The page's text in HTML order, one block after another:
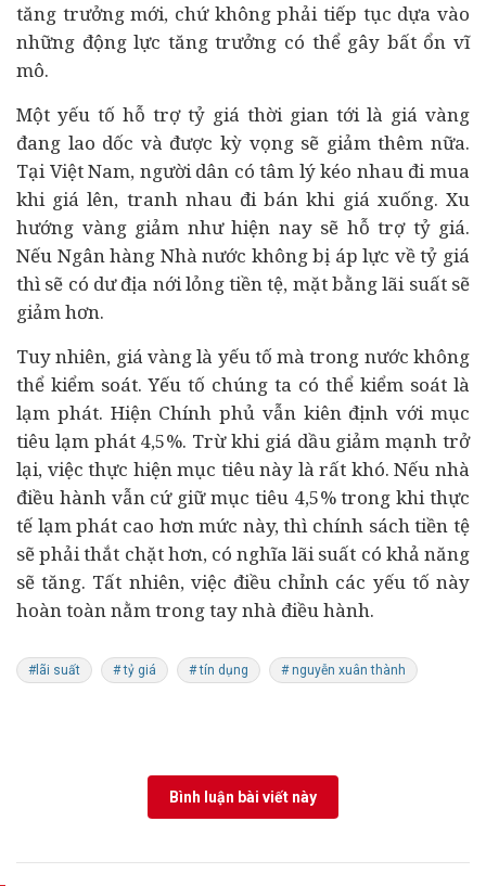
tăng trưởng mới, chứ không phải tiếp tục dựa vào
những động lực tăng trưởng có thể gây bất ổn vĩ
mô.
Một yếu tố hỗ trợ tỷ giá thời gian tới là giá vàng
đang lao dốc và được kỳ vọng sẽ giảm thêm nữa.
Tại Việt Nam, người dân có tâm lý kéo nhau đi mua
khi giá lên, tranh nhau đi bán khi giá xuống. Xu
hướng vàng giảm như hiện nay sẽ hỗ trợ tỷ giá.
Nếu Ngân hàng Nhà nước không bị áp lực về tỷ giá
thì sẽ có dư địa nới lỏng tiền tệ, mặt bằng lãi suất sẽ
giảm hơn.
Tuy nhiên, giá vàng là yếu tố mà trong nước không
thể kiểm soát. Yếu tố chúng ta có thể kiểm soát là
lạm phát. Hiện Chính phủ vẫn kiên định với mục
tiêu lạm phát 4,5%. Trừ khi giá dầu giảm mạnh trở
lại, việc thực hiện mục tiêu này là rất khó. Nếu nhà
điều hành vẫn cứ giữ mục tiêu 4,5% trong khi thực
tế lạm phát cao hơn mức này, thì chính sách tiền tệ
sẽ phải thắt chặt hơn, có nghĩa lãi suất có khả năng
sẽ tăng. Tất nhiên, việc điều chỉnh các yếu tố này
hoàn toàn nằm trong tay nhà điều hành.
#lãi suất # tỷ giá # tín dụng # nguyễn xuân thành
Bình luận bài viết này